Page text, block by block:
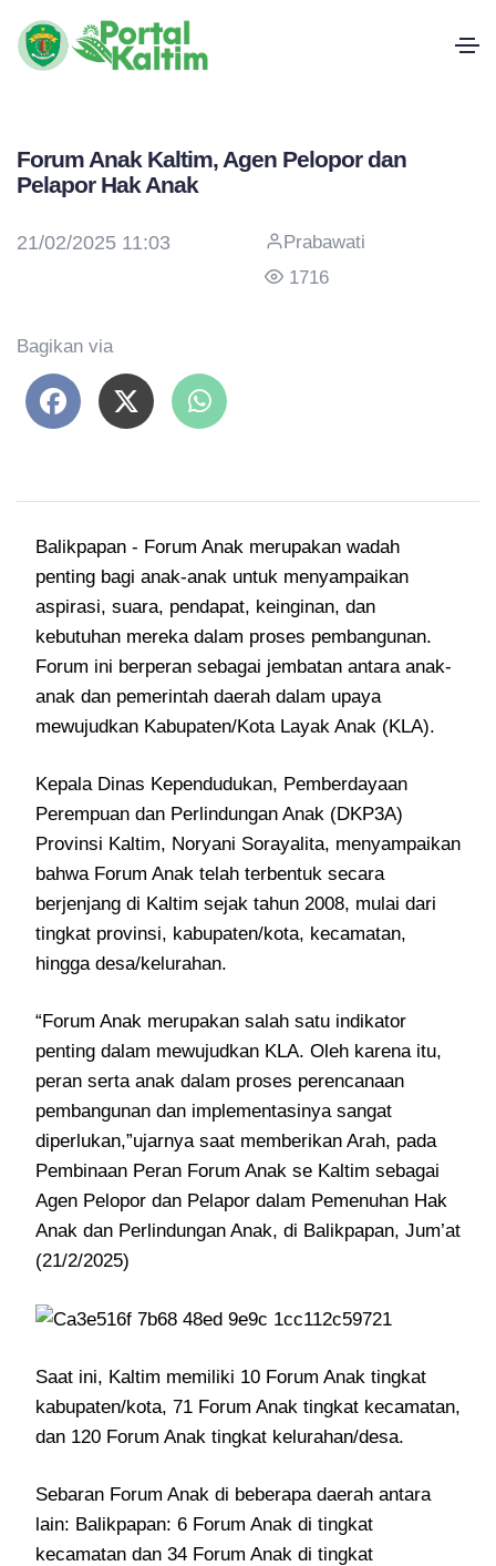
Forum Anak Kaltim, Agen Pelopor dan
Pelapor Hak Anak
21/02/2025 11:03
Prabawati
1716
Bagikan via
Balikpapan - Forum Anak merupakan wadah
penting bagi anak-anak untuk menyampaikan
aspirasi, suara, pendapat, keinginan, dan
kebutuhan mereka dalam proses pembangunan.
Forum ini berperan sebagai jembatan antara anak-
anak dan pemerintah daerah dalam upaya
mewujudkan Kabupaten/Kota Layak Anak (KLA).
Kepala Dinas Kependudukan, Pemberdayaan
Perempuan dan Perlindungan Anak (DKP3A)
Provinsi Kaltim, Noryani Sorayalita, menyampaikan
bahwa Forum Anak telah terbentuk secara
berjenjang di Kaltim sejak tahun 2008, mulai dari
tingkat provinsi, kabupaten/kota, kecamatan,
hingga desa/kelurahan.
“Forum Anak merupakan salah satu indikator
penting dalam mewujudkan KLA. Oleh karena itu,
peran serta anak dalam proses perencanaan
pembangunan dan implementasinya sangat
diperlukan,”ujarnya saat memberikan Arah, pada
Pembinaan Peran Forum Anak se Kaltim sebagai
Agen Pelopor dan Pelapor dalam Pemenuhan Hak
Anak dan Perlindungan Anak, di Balikpapan, Jum’at
(21/2/2025)
Saat ini, Kaltim memiliki 10 Forum Anak tingkat
kabupaten/kota, 71 Forum Anak tingkat kecamatan,
dan 120 Forum Anak tingkat kelurahan/desa.
Sebaran Forum Anak di beberapa daerah antara
lain: Balikpapan: 6 Forum Anak di tingkat
kecamatan dan 34 Forum Anak di tingkat